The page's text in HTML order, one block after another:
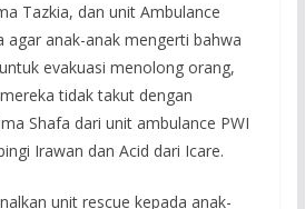
Tazkia, dan unit Ambulance
agar anak-anak mengerti bahwa
evakuasi menolong orang,
tidak takut dengan
Shafa dari unit ambulance PWI
Irawan dan Acid dari Icare.
unit rescue kepada anak-